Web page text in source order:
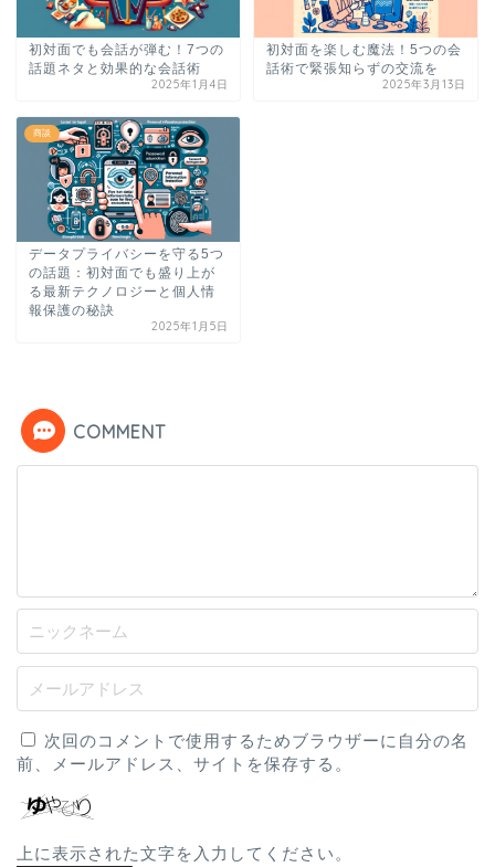
初対面でも会話が弾む！7つの
話題ネタと効果的な会話術
2025年1月4日
初対面を楽しむ魔法！5つの会
話術で緊張知らずの交流を
2025年3月13日
商談
データプライバシーを守る5つ
の話題：初対面でも盛り上が
る最新テクノロジーと個人情
報保護の秘訣
2025年1月5日
COMMENT
次回のコメントで使用するためブラウザーに自分の名
前、メールアドレス、サイトを保存する。
上に表示された文字を入力してください。